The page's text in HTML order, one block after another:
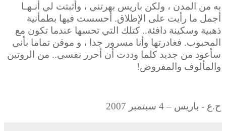
به من المدن ، ولكن باريس بهرتني ، وأثبتت لي أنـهـا
أجمل ما رأيت على الإطلاق. أحسست فيها بطمأنية
ذهبية وسكينة دافئة.. كتلك التي تحسها عندما تكون مع
المحبوب. فغادرتها وأنا مسرور جدا ، و موقن تماما بأني
سأعود من جديد كلما وددت أن أحرر نفسي.. من الروتين
والمألوف والمفروض!
ح.ع - باريس – 4 سبتمبر 2007